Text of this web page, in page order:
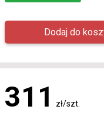
311 zł/szt.